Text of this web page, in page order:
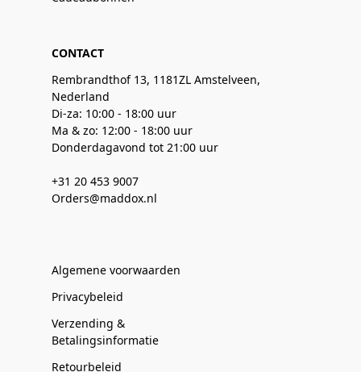
CONTACT
Rembrandthof 13, 1181ZL Amstelveen,
Nederland
Di-za: 10:00 - 18:00 uur
Ma & zo: 12:00 - 18:00 uur
Donderdagavond tot 21:00 uur
+31 20 453 9007
Orders@maddox.nl
Algemene voorwaarden
Privacybeleid
Verzending &
Betalingsinformatie
Retourbeleid